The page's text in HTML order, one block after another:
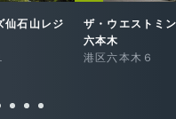
仙石山レジ
ザ・ウエストミ
六本木
港区六本木６